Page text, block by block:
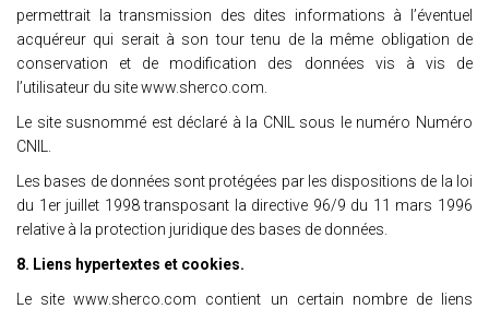
permettrait la transmission des dites informations à l’éventuel
acquéreur qui serait à son tour tenu de la même obligation de
conservation et de modification des données vis à vis de
l’utilisateur du site www.sherco.com.
Le site susnommé est déclaré à la CNIL sous le numéro Numéro
CNIL.
Les bases de données sont protégées par les dispositions de la loi
du 1er juillet 1998 transposant la directive 96/9 du 11 mars 1996
relative à la protection juridique des bases de données.
8. Liens hypertextes et cookies.
Le site www.sherco.com contient un certain nombre de liens